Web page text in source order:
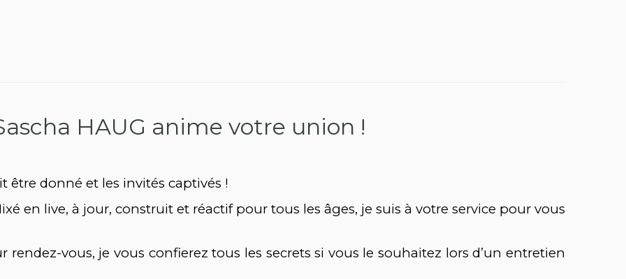
HAUG anime votre union !
être donné et les invités captivés !
en live, à jour, construit et réactif pour tous les âges, je suis à votre service pour vous
vous, je vous confierez tous les secrets si vous le souhaitez lors d’un entretien